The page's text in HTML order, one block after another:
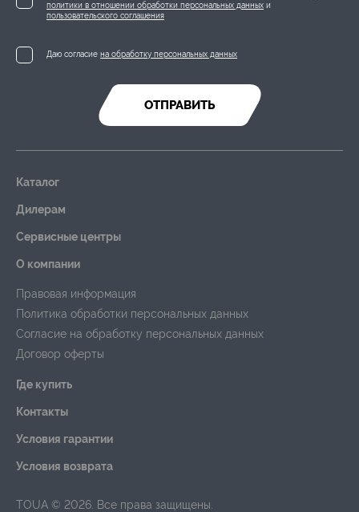
политики в отношении обработки персональных данных и
пользовательского соглашения
Даю согласие на обработку персональных данных
ОТПРАВИТЬ
Каталог
Дилерам
Сервисные центры
О компании
Правовая информация
Политика обработки персональных данных
Согласие на обработку персональных данных
Договор оферты
Где купить
Контакты
Условия гарантии
Условия возврата
TOUA © 2026. Все права защищены.